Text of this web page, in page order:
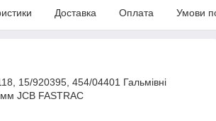
Доставка Оплата Умови
15/920395, 454/04401 Гальмівні
JCB FASTRAC